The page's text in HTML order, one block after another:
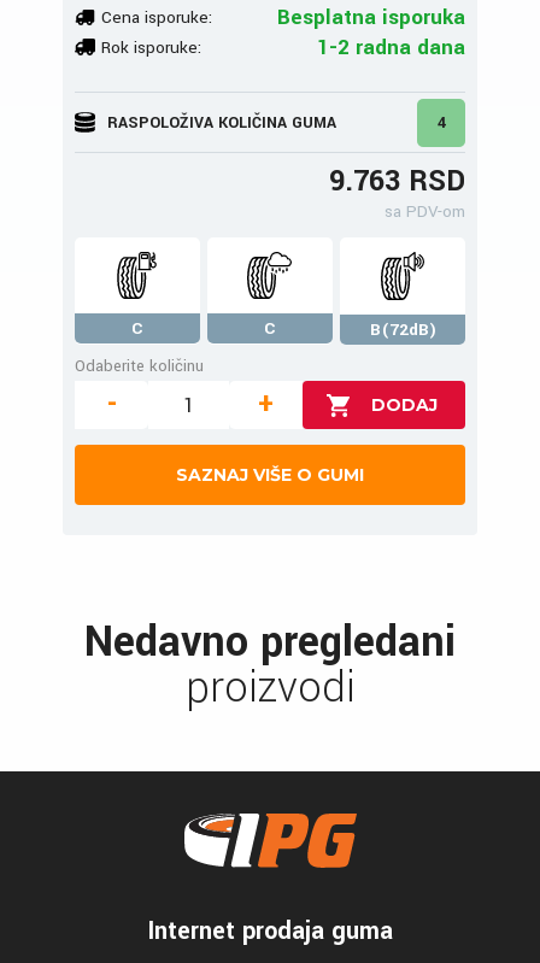
Cena isporuke: Besplatna isporuka
Rok isporuke: 1-2 radna dana
RASPOLOŽIVA KOLIČINA GUMA 4
9.763 RSD
sa PDV-om
C C
B(72dB)
Odaberite količinu
- +
SAZNAJ VIŠE O GUMI
Nedavno pregledani
proizvodi
Internet prodaja guma